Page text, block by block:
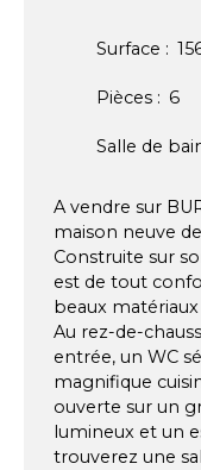
Surface :
Pièces : 6
Salle de
A vendre sur
maison neuve
Construite sur
est de tout
beaux
Au rez-de-
entrée, un WC
magnifique
ouverte sur un
lumineux et un
trouverez une